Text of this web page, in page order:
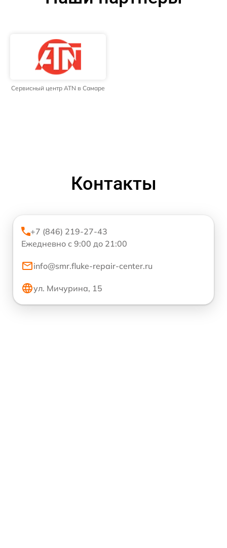
Сервисный центр ATN в Самаре
Контакты
+7 (846) 219-27-43
Ежедневно с 9:00 до 21:00
info@smr.fluke-repair-center.ru
ул. Мичурина, 15